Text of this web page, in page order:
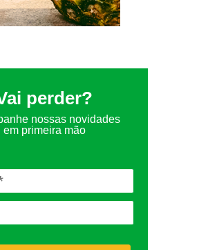
perder?
nossas novidades
em primeira mão